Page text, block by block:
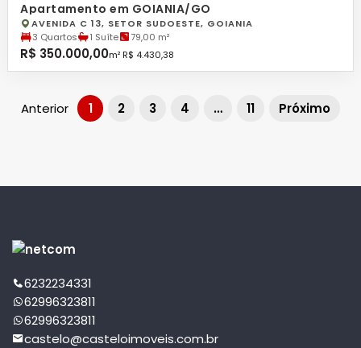
Apartamento em GOIANIA/GO
AVENIDA C 13, SETOR SUDOESTE, GOIANIA
3 Quartos
1 Suíte 79,00 m²
R$ 350.000,00m² R$ 4.430,38
Anterior 1 2 3 4 … 11 Próximo
6232234331
62996323811
62996323811
castelo@casteloimoveis.com.br